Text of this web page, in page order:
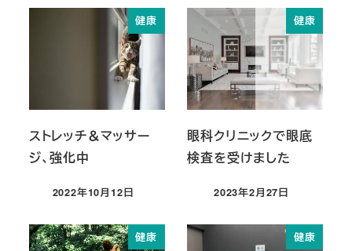
健康
ストレッチ＆マッサー
ジ、強化中
投稿日
2022年10月12日
健康
眼科クリニックで眼底
検査を受けました
投稿日
2023年2月27日
健康 健康